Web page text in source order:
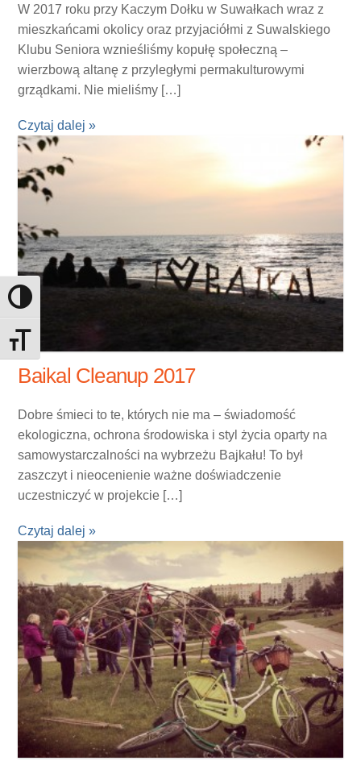
Toggle High Contrast
Toggle Font size
W 2017 roku przy Kaczym Dołku w Suwałkach wraz z
mieszkańcami okolicy oraz przyjaciółmi z Suwalskiego
Klubu Seniora wznieśliśmy kopułę społeczną –
wierzbową altanę z przyległymi permakulturowymi
grządkami. Nie mieliśmy […]
Czytaj dalej »
Baikal Cleanup 2017
Dobre śmieci to te, których nie ma – świadomość
ekologiczna, ochrona środowiska i styl życia oparty na
samowystarczalności na wybrzeżu Bajkału! To był
zaszczyt i nieocenienie ważne doświadczenie
uczestniczyć w projekcie […]
Czytaj dalej »